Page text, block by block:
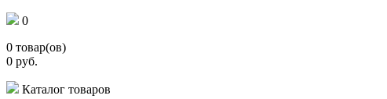
0
0 товар(ов)
0 руб.
Каталог товаров